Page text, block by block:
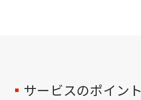
サービスのポイント